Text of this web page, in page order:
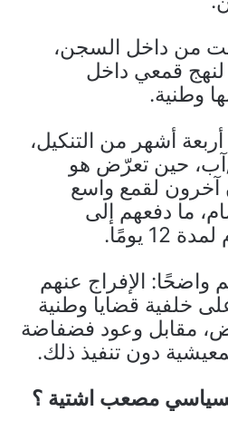
من داخل السجن،
قمعي داخل
وطنية.
أشهر من التنكيل،
حين تعرّض هو
لقمع واسع
ما دفعهم إلى
يومًا.
واضحًا: الإفراج عنهم
خلفية قضايا وطنية
مقابل وعود فضفاضة
دون تنفيذ ذلك.
مصعب اشتية ؟